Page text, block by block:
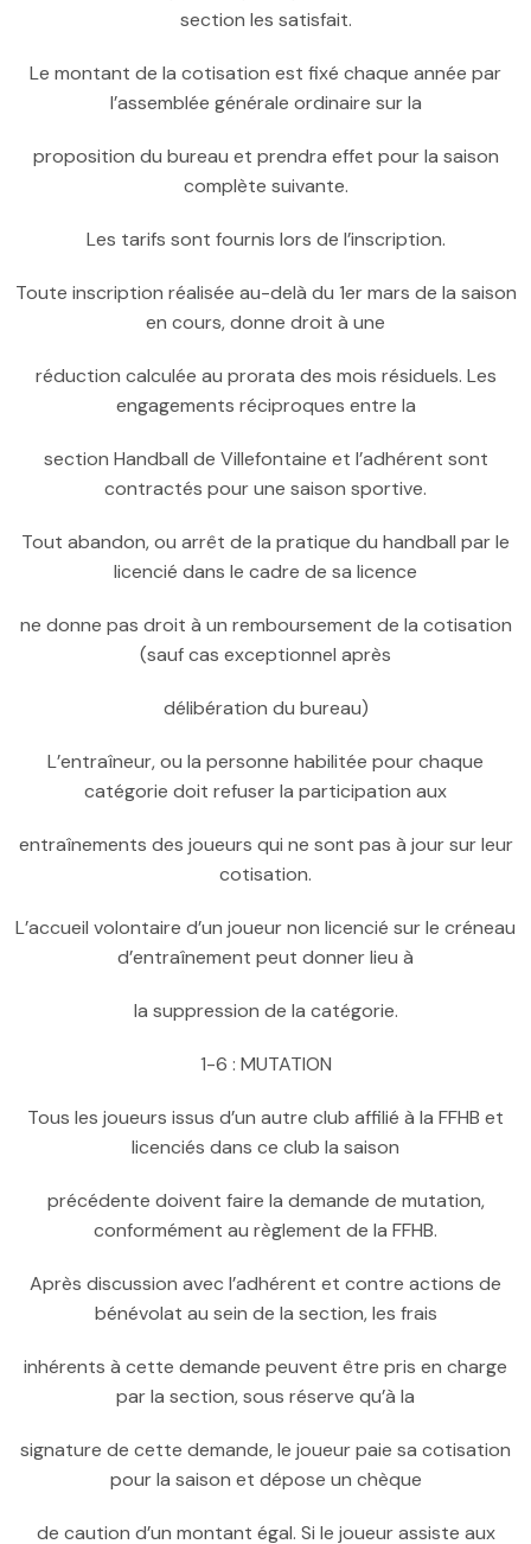
section les satisfait.
Le montant de la cotisation est fixé chaque année par
l’assemblée générale ordinaire sur la
proposition du bureau et prendra effet pour la saison
complète suivante.
Les tarifs sont fournis lors de l’inscription.
Toute inscription réalisée au-delà du 1er mars de la saison
en cours, donne droit à une
réduction calculée au prorata des mois résiduels. Les
engagements réciproques entre la
section Handball de Villefontaine et l’adhérent sont
contractés pour une saison sportive.
Tout abandon, ou arrêt de la pratique du handball par le
licencié dans le cadre de sa licence
ne donne pas droit à un remboursement de la cotisation
(sauf cas exceptionnel après
délibération du bureau)
L’entraîneur, ou la personne habilitée pour chaque
catégorie doit refuser la participation aux
entraînements des joueurs qui ne sont pas à jour sur leur
cotisation.
L’accueil volontaire d’un joueur non licencié sur le créneau
d’entraînement peut donner lieu à
la suppression de la catégorie.
1-6 : MUTATION
Tous les joueurs issus d’un autre club affilié à la FFHB et
licenciés dans ce club la saison
précédente doivent faire la demande de mutation,
conformément au règlement de la FFHB.
Après discussion avec l’adhérent et contre actions de
bénévolat au sein de la section, les frais
inhérents à cette demande peuvent être pris en charge
par la section, sous réserve qu’à la
signature de cette demande, le joueur paie sa cotisation
pour la saison et dépose un chèque
de caution d’un montant égal. Si le joueur assiste aux